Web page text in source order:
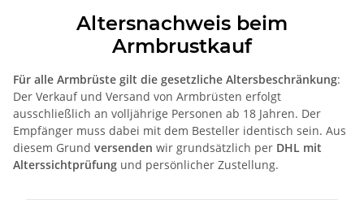
Altersnachweis beim
Armbrustkauf
Für alle Armbrüste gilt die gesetzliche Altersbeschränkung:
Der Verkauf und Versand von Armbrüsten erfolgt
ausschließlich an volljährige Personen ab 18 Jahren. Der
Empfänger muss dabei mit dem Besteller identisch sein. Aus
diesem Grund versenden wir grundsätzlich per DHL mit
Alterssichtprüfung und persönlicher Zustellung.